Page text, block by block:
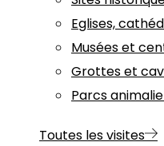
Eglises,
Musées et
Grottes et
Parcs
Toutes les visites